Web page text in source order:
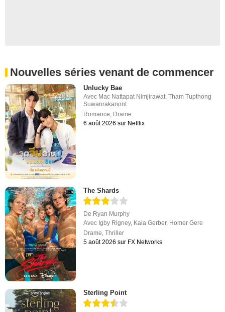
Nouvelles séries venant de commencer
Unlucky Bae
Avec Mac Nattapat Nimjirawat,Tham Tupthong
Suwanrakanont
Romance, Drame
6 août 2026 sur Netflix
The Shards
De Ryan Murphy
Avec Igby Rigney, Kaia Gerber, Homer Gere
Drame ,Thriller
5 août 2026 sur FX Networks
Sterling Point